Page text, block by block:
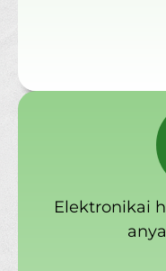
Elektronikai